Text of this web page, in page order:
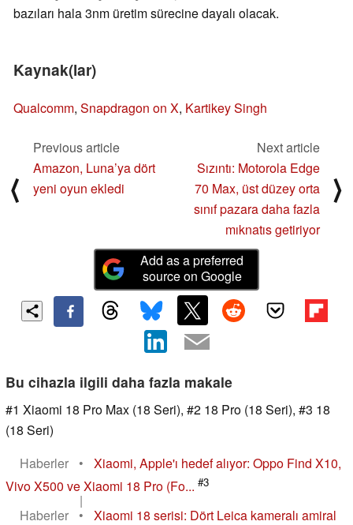
bazıları hala 3nm üretim sürecine dayalı olacak.
Kaynak(lar)
Qualcomm, Snapdragon on X, Kartikey Singh
⟨
Previous article
Amazon, Luna’ya dört
yeni oyun ekledi
Next article
Sızıntı: Motorola Edge
70 Max, üst düzey orta
sınıf pazara daha fazla
mıknatıs getiriyor
⟩
Add as a preferred
source on Google
Bu cihazla ilgili daha fazla makale
#1 Xiaomi 18 Pro Max (18 Seri), #2 18 Pro (18 Seri), #3 18
(18 Seri)
Haberler
•
Xiaomi, Apple'ı hedef alıyor: Oppo Find X10,
Vivo X500 ve Xiaomi 18 Pro (Fo... #3
|
Haberler
•
Xiaomi 18 serisi: Dört Leica kameralı amiral